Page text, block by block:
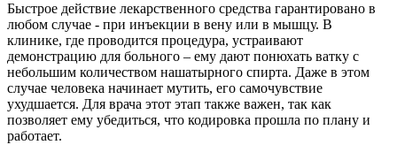
Быстрое действие лекарственного средства гарантировано в
любом случае - при инъекции в вену или в мышцу. В
клинике, где проводится процедура, устраивают
демонстрацию для больного – ему дают понюхать ватку с
небольшим количеством нашатырного спирта. Даже в этом
случае человека начинает мутить, его самочувствие
ухудшается. Для врача этот этап также важен, так как
позволяет ему убедиться, что кодировка прошла по плану и
работает.